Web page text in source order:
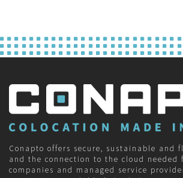
Conapto offers secure, sustainable and
and the connection to the cloud needed
companies and managed service